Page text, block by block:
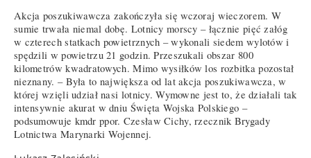
Akcja poszukiwawcza zakończyła się wczoraj wieczorem. W
sumie trwała niemal dobę. Lotnicy morscy – łącznie pięć załóg
w czterech statkach powietrznych – wykonali siedem wylotów i
spędzili w powietrzu 21 godzin. Przeszukali obszar 800
kilometrów kwadratowych. Mimo wysiłków los rozbitka pozostał
nieznany. – Była to największa od lat akcja poszukiwawcza, w
której wzięli udział nasi lotnicy. Wymowne jest to, że działali tak
intensywnie akurat w dniu Święta Wojska Polskiego –
podsumowuje kmdr ppor. Czesław Cichy, rzecznik Brygady
Lotnictwa Marynarki Wojennej.